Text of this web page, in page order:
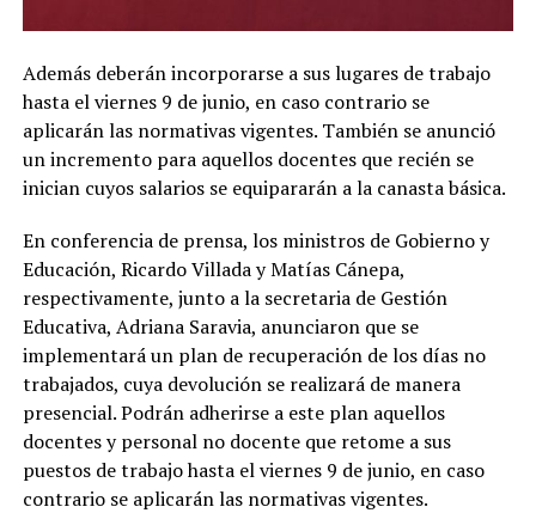
Además deberán incorporarse a sus lugares de trabajo
hasta el viernes 9 de junio, en caso contrario se
aplicarán las normativas vigentes. También se anunció
un incremento para aquellos docentes que recién se
inician cuyos salarios se equipararán a la canasta básica.
En conferencia de prensa, los ministros de Gobierno y
Educación, Ricardo Villada y Matías Cánepa,
respectivamente, junto a la secretaria de Gestión
Educativa, Adriana Saravia, anunciaron que se
implementará un plan de recuperación de los días no
trabajados, cuya devolución se realizará de manera
presencial. Podrán adherirse a este plan aquellos
docentes y personal no docente que retome a sus
puestos de trabajo hasta el viernes 9 de junio, en caso
contrario se aplicarán las normativas vigentes.